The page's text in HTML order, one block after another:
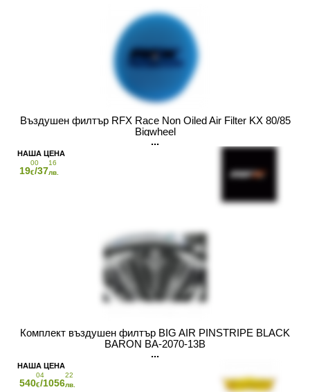
Въздушен филтър RFX Race Non Oiled Air Filter KX 80/85
Bigwheel
19
00
€/37
16
лв.
Комплект въздушен филтър BIG AIR PINSTRIPE BLACK
BARON BA-2070-13B
540
04
€/1056
22
лв.